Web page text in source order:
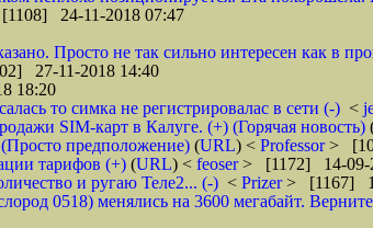
24-11-2018 07:47
Просто не так сильно интересен как в
27-11-2018 14:40
18:20
то симка не регистрировалас в сети (-) <
SIM-карт в Калуге. (+) (Горячая новость)
предположение) (URL) < Professor>
тарифов (+) (URL) < feoser> [1172] 14-09-
и ругаю Теле2... (-) < Prizer> [1167]
0518) менялись на 3600 мегабайт.